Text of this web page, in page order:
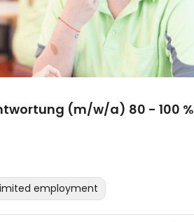
(m/w/a) 80 - 100 %
employment